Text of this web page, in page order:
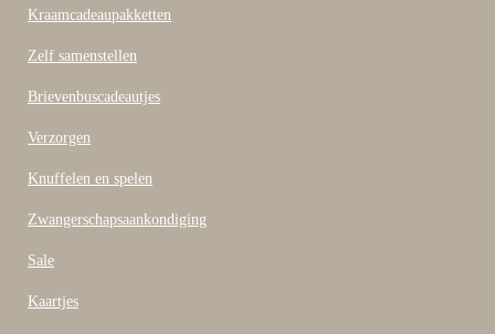
o
Kraamcadeaupakketten
Zelf samenstellen
Brievenbuscadeautjes
Verzorgen
Knuffelen en spelen
Zwangerschapsaankondiging
Sale
Kaartjes